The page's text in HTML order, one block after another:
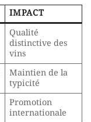
IMPACT
Qualité
distinctive des
vins
Maintien de la
typicité
Promotion
internationale